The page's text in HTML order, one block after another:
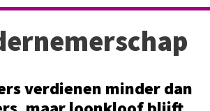
verdienen minder dan